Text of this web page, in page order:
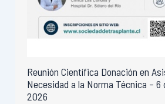
Reunión Científica Donación en
Necesidad a la Norma Técnica – 6
2026